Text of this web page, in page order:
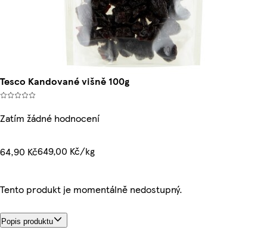
Tesco Kandované višně 100g
Zatím žádné hodnocení
64,90 Kč649,00 Kč/kg
Tento produkt je momentálně nedostupný.
Popis produktu